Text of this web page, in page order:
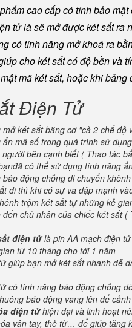
cao cấp có tính bảo
tử là sẽ mở được két sắt
có tính năng mở khoá ra
cho két sắt có độ bền và
mã két sắt, hoặc khi
Điện Tử
mở két sắt bằng cơ "cả 2 chế độ
ẩn mã số trong quá trình sử
bên cạnh biết ( Thao tác
có thể sử dụng tính năng
báo động chống di chuyển
đi thì khi có sự va đập mạnh
trộm két sắt tự những kẻ
đến chủ nhân của chiếc két sắt
điện tửlà pin AA mạch điện
từ 10 tháng cho tới 1 năm
giúp bạn mở két sắt nhanh dễ
có tính năng báo động chống
báo động vang lên để
điện tửhiện đại và linh hoạt
vân tay, thẻ từ… để giúp tăng